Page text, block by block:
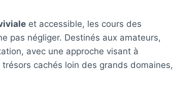
et accessible, les cours des
pas négliger. Destinés aux amateurs,
avec une approche visant à
cachés loin des grands domaines,